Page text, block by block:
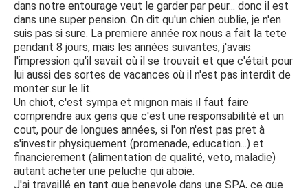
dans notre entourage veut le garder par peur... donc il est
dans une super pension. On dit qu'un chien oublie, je n'en
suis pas si sure. La premiere année rox nous a fait la tete
pendant 8 jours, mais les années suivantes, j'avais
l'impression qu'il savait où il se trouvait et que c'était pour
lui aussi des sortes de vacances où il n'est pas interdit de
monter sur le lit.
Un chiot, c'est sympa et mignon mais il faut faire
comprendre aux gens que c'est une responsabilité et un
cout, pour de longues années, si l'on n'est pas pret à
s'investir physiquement (promenade, education...) et
financierement (alimentation de qualité, veto, maladie)
autant acheter une peluche qui aboie.
J'ai travaillé en tant que benevole dans une SPA, ce que